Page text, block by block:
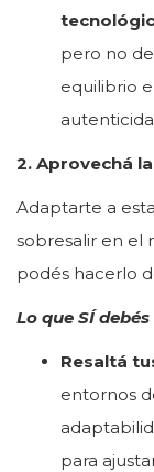
pero no
equilibrio
2. Aprovechá
Adaptarte a
sobresalir en el
podés hacerlo
Lo que SÍ
Resaltá
entornos
para